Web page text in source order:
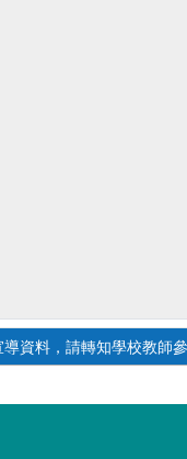
資料，請轉知學校教師